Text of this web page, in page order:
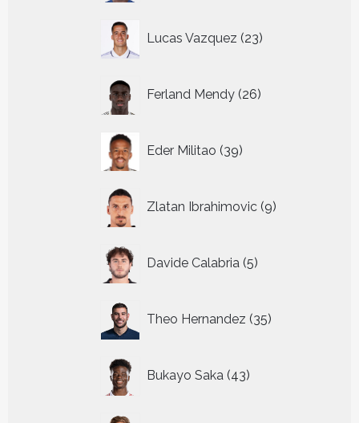
Lucas Vazquez 23
producten
Ferland Mendy 26
producten
Eder Militao 39
producten
Zlatan Ibrahimovic 9
producten
Davide Calabria 5
producten
Theo Hernandez 35
producten
Bukayo Saka 43
producten